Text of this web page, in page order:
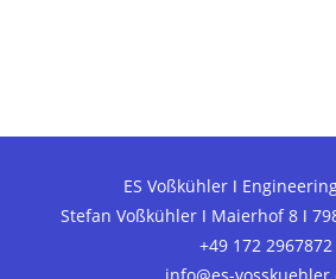
ES Voßkühler ǀ
Stefan Voßkühler ǀ Maierhof 8 ǀ
+49 172 2967872